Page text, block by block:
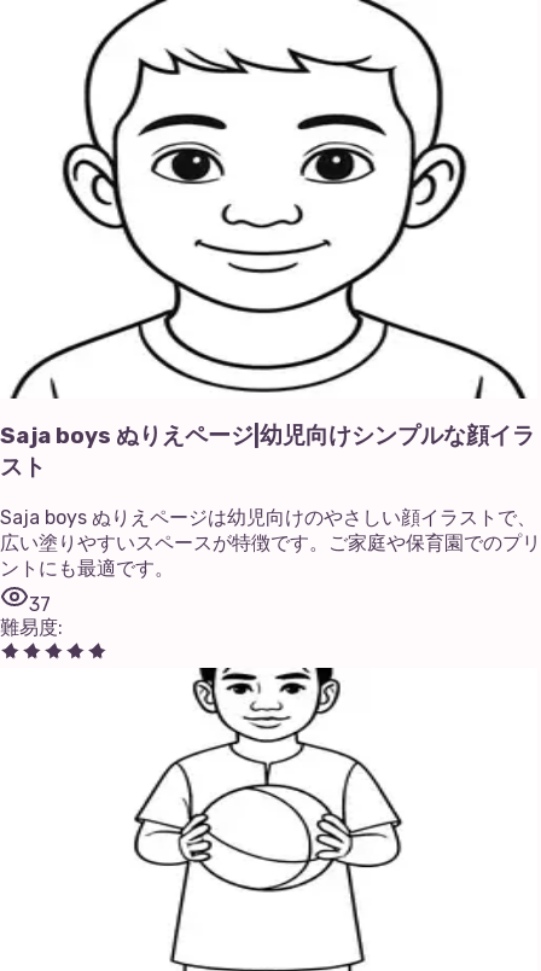
Saja boys ぬりえページ|幼児向けシンプルな顔イラ
スト
Saja boys ぬりえページは幼児向けのやさしい顔イラストで、
広い塗りやすいスペースが特徴です。ご家庭や保育園でのプリ
ントにも最適です。
37
難易度: